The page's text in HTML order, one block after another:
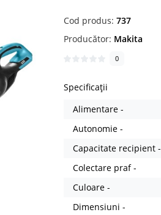
Cod produs:737
Producător: Makita
0
Specificații
Alimentare -
Autonomie -
Capacitate recipient -
Colectare praf -
Culoare -
Dimensiuni -